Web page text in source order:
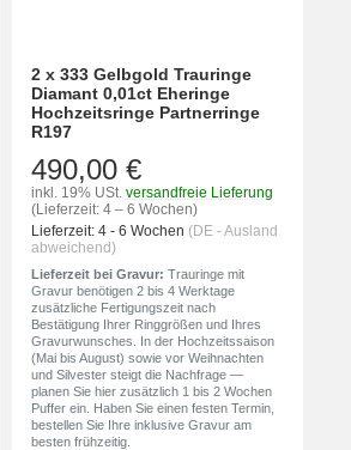
2 x 333 Gelbgold Trauringe
Diamant 0,01ct Eheringe
Hochzeitsringe Partnerringe
R197
490,00 €
inkl. 19% USt. versandfreie Lieferung
(Lieferzeit: 4 – 6 Wochen)
Lieferzeit: 4 - 6 Wochen (DE - Ausland
abweichend)
Lieferzeit bei Gravur: Trauringe mit
Gravur benötigen 2 bis 4 Werktage
zusätzliche Fertigungszeit nach
Bestätigung Ihrer Ringgrößen und Ihres
Gravurwunsches. In der Hochzeitssaison
(Mai bis August) sowie vor Weihnachten
und Silvester steigt die Nachfrage —
planen Sie hier zusätzlich 1 bis 2 Wochen
Puffer ein. Haben Sie einen festen Termin,
bestellen Sie Ihre inklusive Gravur am
besten frühzeitig.